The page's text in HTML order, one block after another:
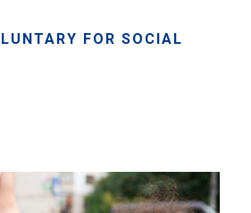
FOR SOCIAL